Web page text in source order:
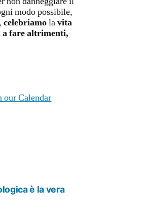
modo possibile,
celebriamolavita
a fare altrimenti,
our Calendar
è la vera